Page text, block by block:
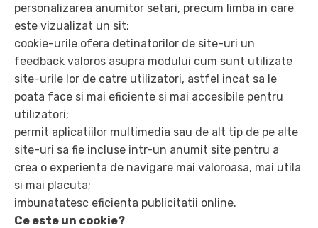
personalizarea anumitor setari, precum limba in care
este vizualizat un sit;
cookie-urile ofera detinatorilor de site-uri un
feedback valoros asupra modului cum sunt utilizate
site-urile lor de catre utilizatori, astfel incat sa le
poata face si mai eficiente si mai accesibile pentru
utilizatori;
permit aplicatiilor multimedia sau de alt tip de pe alte
site-uri sa fie incluse intr-un anumit site pentru a
crea o experienta de navigare mai valoroasa, mai utila
si mai placuta;
imbunatatesc eficienta publicitatii online.
Ce este un cookie?